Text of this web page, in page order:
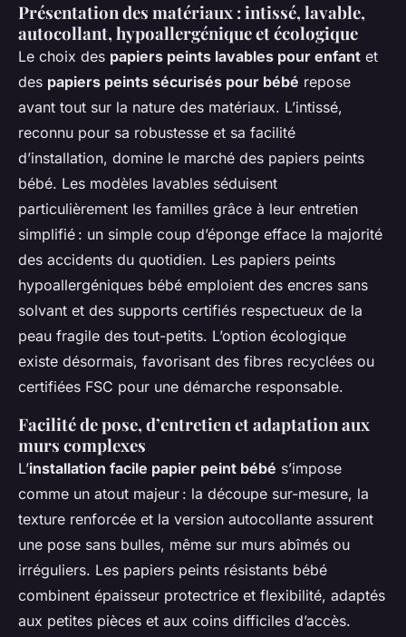
Présentation des matériaux : intissé, lavable,
autocollant, hypoallergénique et écologique
Le choix des papiers peints lavables pour enfant et
des papiers peints sécurisés pour bébé repose
avant tout sur la nature des matériaux. L’intissé,
reconnu pour sa robustesse et sa facilité
d’installation, domine le marché des papiers peints
bébé. Les modèles lavables séduisent
particulièrement les familles grâce à leur entretien
simplifié : un simple coup d’éponge efface la majorité
des accidents du quotidien. Les papiers peints
hypoallergéniques bébé emploient des encres sans
solvant et des supports certifiés respectueux de la
peau fragile des tout-petits. L’option écologique
existe désormais, favorisant des fibres recyclées ou
certifiées FSC pour une démarche responsable.
Facilité de pose, d’entretien et adaptation aux
murs complexes
L’installation facile papier peint bébé s’impose
comme un atout majeur : la découpe sur-mesure, la
texture renforcée et la version autocollante assurent
une pose sans bulles, même sur murs abîmés ou
irréguliers. Les papiers peints résistants bébé
combinent épaisseur protectrice et flexibilité, adaptés
aux petites pièces et aux coins difficiles d’accès.